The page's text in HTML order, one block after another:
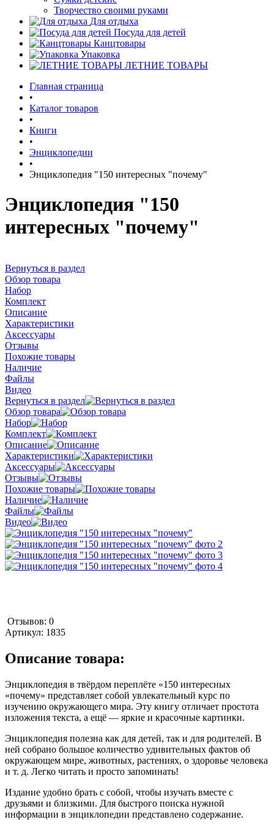
Творчество своими руками
Для отдыха
Посуда для детей
Канцтовары
Упаковка
ЛЕТНИЕ ТОВАРЫ
Главная страница
•
Каталог товаров
•
Книги
•
Энциклопедии
•
Энциклопедия "150 интересных "почему"
Энциклопедия "150
интересных "почему"
Вернуться в раздел
Обзор товара
Набор
Комплект
Описание
Характеристики
Аксессуары
Отзывы
Похожие товары
Наличие
Файлы
Видео
Вернуться в раздел
Обзор товара
Набор
Комплект
Описание
Характеристики
Аксессуары
Отзывы
Похожие товары
Наличие
Файлы
Видео
Отзывов: 0
Артикул: 1835
Описание товара:
Энциклопедия в твёрдом переплёте «150 интересных
«почему» представляет собой увлекательный курс по
изучению окружающего мира. Эту книгу отличает простота
изложения текста, а ещё — яркие и красочные картинки.
Энциклопедия полезна как для детей, так и для родителей. В
ней собрано большое количество удивительных фактов об
окружающем мире, животных, растениях, о здоровье человека
и т. д. Легко читать и просто запоминать!
Издание удобно брать с собой, чтобы изучать вместе с
друзьями и близкими. Для быстрого поиска нужной
информации в энциклопедии представлено содержание.